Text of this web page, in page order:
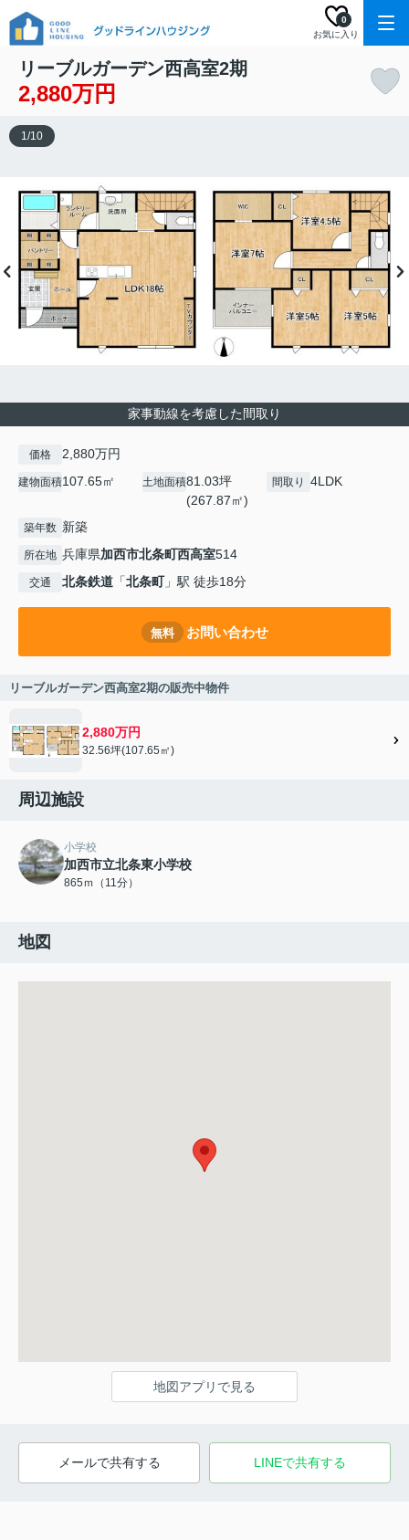
お気に入り
0
リーブルガーデン西高室2期
2,880万円
家事動線を考慮した間取り
1/10
価格 2,880万円
建物面積107.65㎡ 土地面積81.03坪
(267.87㎡)
間取り 4LDK
築年数 新築
所在地 兵庫県加西市北条町西高室514
交通 北条鉄道 「北条町」駅 徒歩18分
無料 お問い合わせ
リーブルガーデン西高室2期の販売中物件
2,880万円
32.56坪(107.65㎡)
周辺施設
小学校
加西市立北条東小学校
865ｍ（11分）
地図
地図アプリで見る
メールで共有する LINEで共有する